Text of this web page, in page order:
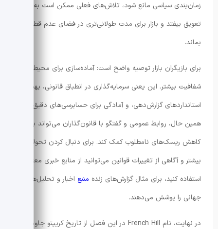
زمان‌بندی سیاسی مانع شود، تلاش‌های فعلی ممکن است به
تعویق بیفتد و بازار برای مدت طولانی‌تری در فضای عدم قطعیت
بماند.
برای بازیگران بازار توصیه واضح است: آماده‌سازی برای محیطی با
شفافیت بیشتر. این یعنی سرمایه‌گذاری در انطباق قانونی، بهبود
استانداردهای گزارش‌دهی، و آمادگی برای حسابرسی‌های دقیق‌تر. در
همین حال، روابط عمومی و گفتگو با قانون‌گذاران می‌تواند به
کاهش ریسک‌های نامطلوب کمک کند. برای دنبال کردن تحولات
بیشتر و آگاهی از تغییرات قوانین می‌توانید از منابع خبری معتبر
استفاده کنید، برای مثال گزارش‌های زنده منبع اخبار و تحلیل‌های
جهانی را پوشش می‌دهند.
در نهایت، نام French Hill در این فصل از تاریخ کریپتو جاودانه